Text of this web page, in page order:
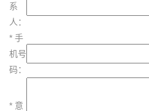
系
人：
* 手
机号
码：
* 意